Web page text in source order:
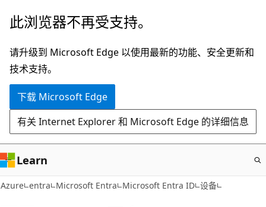
跳
主
要
内
此浏览器不再受支持。
请升级到 Microsoft Edge 以使用最新的功能、安全更新和
技术支持。
下载 Microsoft Edge
有关 Internet Explorer 和 Microsoft Edge 的详细信息
Learn
Azure entra Microsoft Entra Microsoft Entra ID 设备